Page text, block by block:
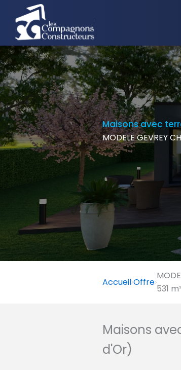
Maisons avec
MODELE GEVREY
AccueilOffre
531 m²
Maisons
d'Or)